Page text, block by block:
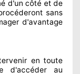
d'un côté et de
sans
d'avantage
en toute
d'accéder au